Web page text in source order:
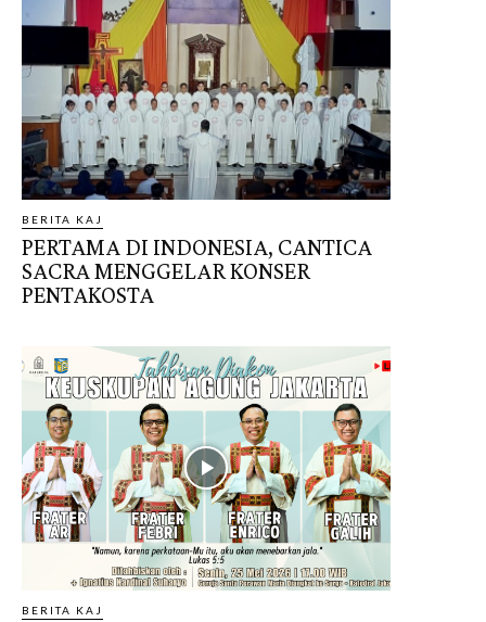
BERITA KAJ
PERTAMA DI INDONESIA, CANTICA
SACRA MENGGELAR KONSER
PENTAKOSTA
BERITA KAJ